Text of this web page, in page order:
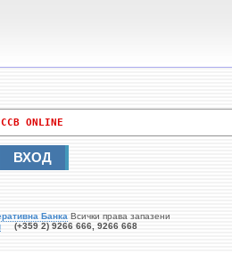
CCB ONLINE
ВХОД
Банка Всички права запазени
(+359 2) 9266 666, 9266 668